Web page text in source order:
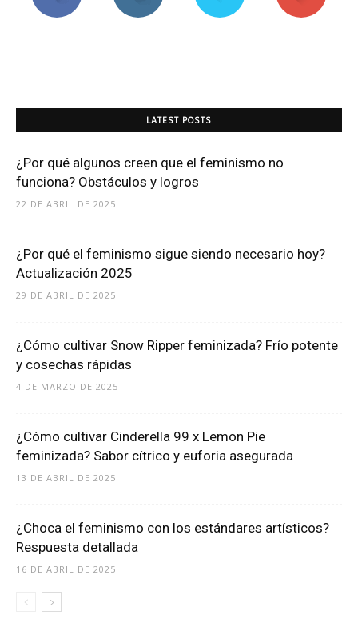
LATEST POSTS
¿Por qué algunos creen que el feminismo no
funciona? Obstáculos y logros
22 DE ABRIL DE 2025
¿Por qué el feminismo sigue siendo necesario hoy?
Actualización 2025
29 DE ABRIL DE 2025
¿Cómo cultivar Snow Ripper feminizada? Frío potente
y cosechas rápidas
4 DE MARZO DE 2025
¿Cómo cultivar Cinderella 99 x Lemon Pie
feminizada? Sabor cítrico y euforia asegurada
13 DE ABRIL DE 2025
¿Choca el feminismo con los estándares artísticos?
Respuesta detallada
16 DE ABRIL DE 2025